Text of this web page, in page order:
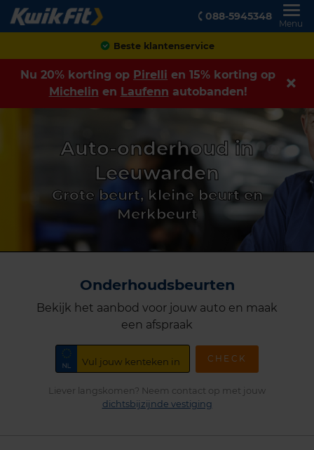
088-5945348
Menu
Achteraf betalen
Nu 20% korting op Pirelli en 15% korting op
Michelin en Laufenn autobanden!
Auto-onderhoud in
Leeuwarden
Grote beurt, kleine beurt en
Merkbeurt
Onderhoudsbeurten
Bekijk het aanbod voor jouw auto en maak
een afspraak
CHECK
Liever langskomen? Neem contact op met jouw
dichtsbijzijnde vestiging